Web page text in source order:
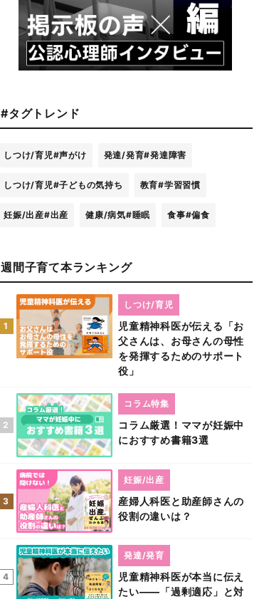
#タグトレンド
しつけ/育児#声がけ 発達/発育#発達障害
しつけ/育児#子どもの気持ち 教育#学習習慣
妊娠/出産#出産 健康/病気#睡眠 食事#偏食
週間子育て本ランキング
1
児童精神科医が伝える「お
父さんは、お母さんの母性
を発揮するためのサポート
役」
しつけ/育児
2
コラム厳選！ママが妊娠中
におすすめ書籍3選
コラム特集
3
産婦人科医と助産師さんの
役割の違いは？
妊娠/出産
4
児童精神科医が本当に伝え
たい――「過剰適応」と対
発達/発育